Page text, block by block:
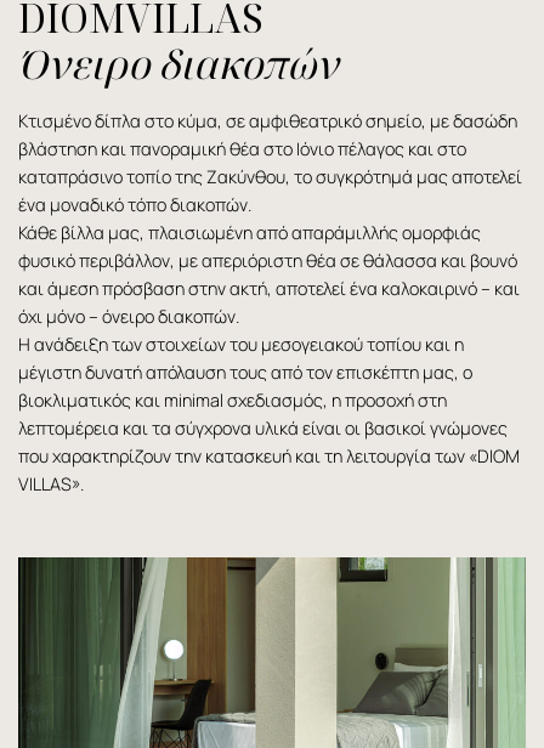
DIOMVILLAS
Όνειρο διακοπών
Κτισμένο δίπλα στο κύμα, σε αμφιθεατρικό σημείο, με δασώδη
βλάστηση και πανοραμική θέα στο Ιόνιο πέλαγος και στο
καταπράσινο τοπίο της Ζακύνθου, το συγκρότημά μας αποτελεί
ένα μοναδικό τόπο διακοπών.
Κάθε βίλλα μας, πλαισιωμένη από απαράμιλλής ομορφιάς
φυσικό περιβάλλον, με απεριόριστη θέα σε θάλασσα και βουνό
και άμεση πρόσβαση στην ακτή, αποτελεί ένα καλοκαιρινό – και
όχι μόνο – όνειρο διακοπών.
Η ανάδειξη των στοιχείων του μεσογειακού τοπίου και η
μέγιστη δυνατή απόλαυση τους από τον επισκέπτη μας, ο
βιοκλιματικός και minimal σχεδιασμός, η προσοχή στη
λεπτομέρεια και τα σύγχρονα υλικά είναι οι βασικοί γνώμονες
που χαρακτηρίζουν την κατασκευή και τη λειτουργία των «DIOM
VILLAS».